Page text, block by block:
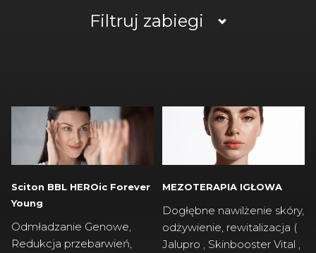
Filtruj zabiegi
Sciton BBL HEROic Forever
Young
Odmładzanie Genowe,
Redukcja przebarwień,
MEZOTERAPIA IGŁOWA
Dogłębne nawilżenie skóry,
odżywienie, rewitalizacja (
Jalupro , Skinbooster Vital ,